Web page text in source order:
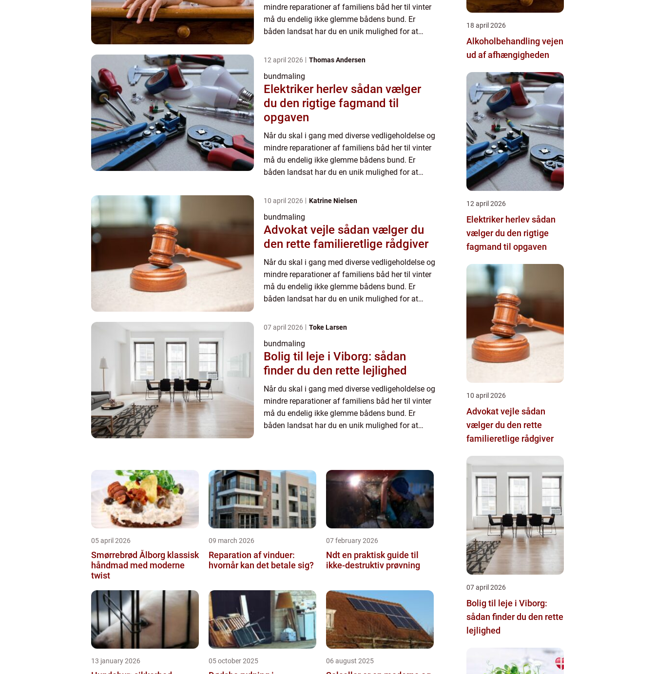
mindre reparationer af familiens båd her til vinter
må du endelig ikke glemme bådens bund. Er
båden landsat har du en unik mulighed for at
beskyttende bundma...
12 april 2026 Thomas Andersen
bundmaling
Elektriker herlev sådan vælger
du den rigtige fagmand til
opgaven
Når du skal i gang med diverse vedligeholdelse og
mindre reparationer af familiens båd her til vinter
må du endelig ikke glemme bådens bund. Er
båden landsat har du en unik mulighed for at
beskyttende bundma...
10 april 2026 Katrine Nielsen
bundmaling
Advokat vejle sådan vælger du
den rette familieretlige rådgiver
Når du skal i gang med diverse vedligeholdelse og
mindre reparationer af familiens båd her til vinter
må du endelig ikke glemme bådens bund. Er
båden landsat har du en unik mulighed for at
beskyttende bundma...
07 april 2026 Toke Larsen
bundmaling
Bolig til leje i Viborg: sådan
finder du den rette lejlighed
Når du skal i gang med diverse vedligeholdelse og
mindre reparationer af familiens båd her til vinter
må du endelig ikke glemme bådens bund. Er
båden landsat har du en unik mulighed for at
05 april 2026
Smørrebrød Ålborg klassisk
håndmad med moderne
twist
09 march 2026
Reparation af vinduer:
hvornår kan det betale sig?
07 february 2026
Ndt en praktisk guide til
ikke-destruktiv prøvning
13 january 2026 05 october 2025 06 august 2025
18 april 2026
Alkoholbehandling vejen
ud af afhængigheden
12 april 2026
Elektriker herlev sådan
vælger du den rigtige
fagmand til opgaven
10 april 2026
Advokat vejle sådan
vælger du den rette
familieretlige rådgiver
07 april 2026
Bolig til leje i Viborg:
sådan finder du den rette
lejlighed